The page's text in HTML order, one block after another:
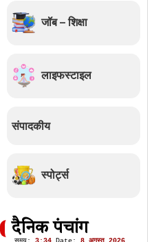
जॉब – शिक्षा
लाइफस्टाइल
संपादकीय
स्पोर्ट्स
दैनिक पंचांग